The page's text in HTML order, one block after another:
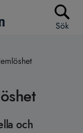
Sök
och